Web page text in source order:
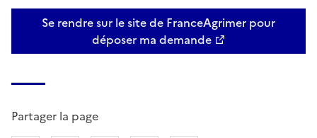
Se rendre sur le site de FranceAgrimer pour
déposer ma demande
Partager la page